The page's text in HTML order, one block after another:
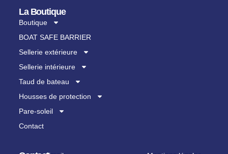
La Boutique
Boutique
BOAT SAFE BARRIER
Sellerie extérieure
Sellerie intérieure
Taud de bateau
Housses de protection
Pare-soleil
Contact